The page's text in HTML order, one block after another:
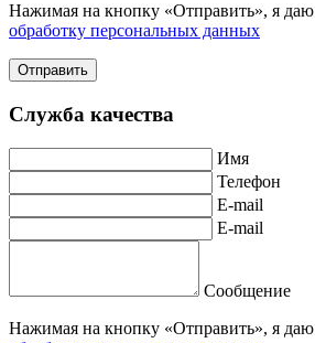
Нажимая на кнопку «Отправить», я даю
обработку персональных данных
Отправить
Служба качества
Имя
Телефон
E-mail
E-mail
Сообщение
Нажимая на кнопку «Отправить», я даю